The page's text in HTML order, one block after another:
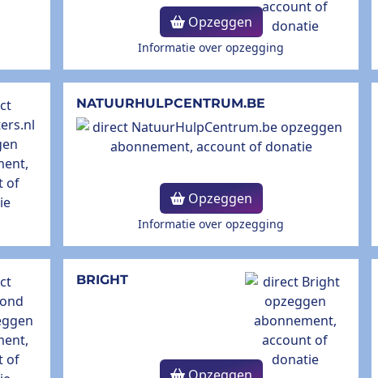
Opzeggen
Informatie over opzegging
NATUURHULPCENTRUM.BE
Opzeggen
Informatie over opzegging
BRIGHT